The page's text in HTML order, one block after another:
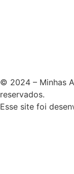
© 2024 – Minhas
reservados.
Esse site foi